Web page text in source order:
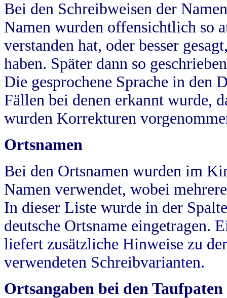
Bei den Schreibweisen der
Namen wurden offensichtlich so
verstanden hat, oder besser
haben. Später dann so
Die gesprochene Sprache in
Fällen bei denen erkannt wurde,
wurden Korrekturen
Ortsnamen
Bei den Ortsnamen wurden im
Namen verwendet, wobei
In dieser Liste wurde in der
deutsche Ortsname eingetragen.
liefert zusätzliche Hinweise zu
verwendeten Schreibvarianten.
Ortsangaben bei den Taufpaten